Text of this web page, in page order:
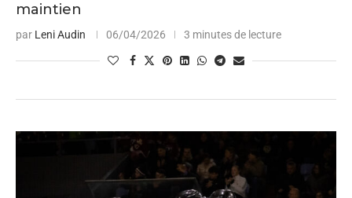
maintien
par Leni Audin 06/04/2026 3 minutes de lecture